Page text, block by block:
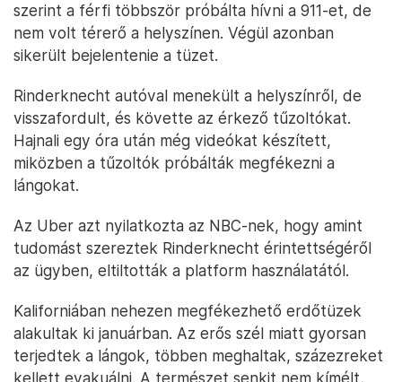
szerint a férfi többször próbálta hívni a 911-et, de
nem volt térerő a helyszínen. Végül azonban
sikerült bejelentenie a tüzet.
Rinderknecht autóval menekült a helyszínről, de
visszafordult, és követte az érkező tűzoltókat.
Hajnali egy óra után még videókat készített,
miközben a tűzoltók próbálták megfékezni a
lángokat.
Az Uber azt nyilatkozta az NBC-nek, hogy amint
tudomást szereztek Rinderknecht érintettségéről
az ügyben, eltiltották a platform használatától.
Kaliforniában nehezen megfékezhető erdőtüzek
alakultak ki januárban. Az erős szél miatt gyorsan
terjedtek a lángok, többen meghaltak, százezreket
kellett evakuálni. A természet senkit nem kímélt,